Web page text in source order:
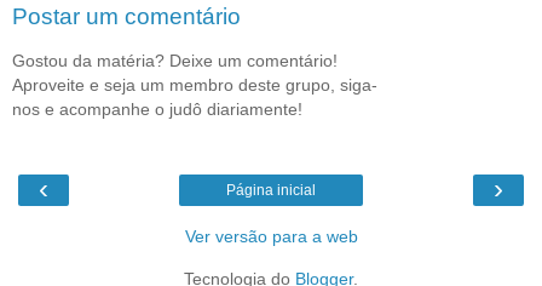
Postar um comentário
Gostou da matéria? Deixe um comentário!
Aproveite e seja um membro deste grupo, siga-
nos e acompanhe o judô diariamente!
‹ ›
Página inicial
Ver versão para a web
Tecnologia do Blogger.